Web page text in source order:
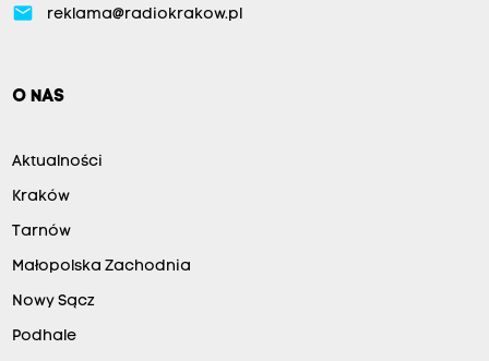
email reklama@radiokrakow.pl
O NAS
Aktualności
Kraków
Tarnów
Małopolska Zachodnia
Nowy Sącz
Podhale